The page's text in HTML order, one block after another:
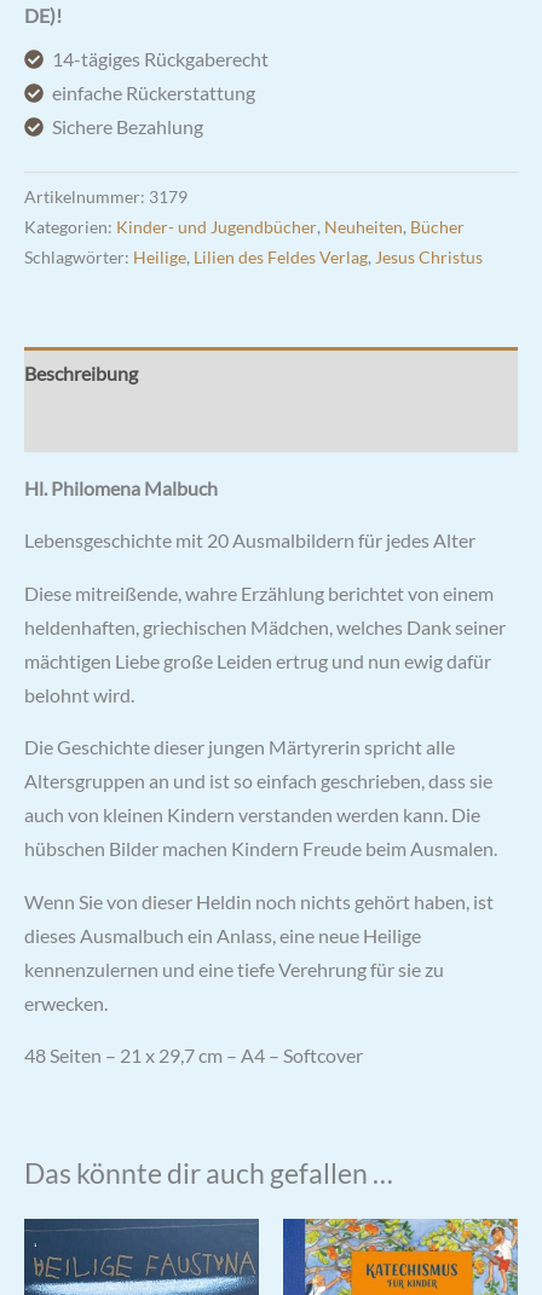
Menge
DE)!
14-tägiges Rückgaberecht
einfache Rückerstattung
Sichere Bezahlung
Artikelnummer: 3179
Kategorien: Kinder- und Jugendbücher, Neuheiten, Bücher
Schlagwörter: Heilige, Lilien des Feldes Verlag, Jesus Christus
Beschreibung
Hl. Philomena Malbuch
Lebensgeschichte mit 20 Ausmalbildern für jedes Alter
Diese mitreißende, wahre Erzählung berichtet von einem
heldenhaften, griechischen Mädchen, welches Dank seiner
mächtigen Liebe große Leiden ertrug und nun ewig dafür
belohnt wird.
Die Geschichte dieser jungen Märtyrerin spricht alle
Altersgruppen an und ist so einfach geschrieben, dass sie
auch von kleinen Kindern verstanden werden kann. Die
hübschen Bilder machen Kindern Freude beim Ausmalen.
Wenn Sie von dieser Heldin noch nichts gehört haben, ist
dieses Ausmalbuch ein Anlass, eine neue Heilige
kennenzulernen und eine tiefe Verehrung für sie zu
erwecken.
48 Seiten – 21 x 29,7 cm – A4 – Softcover
Das könnte dir auch gefallen …